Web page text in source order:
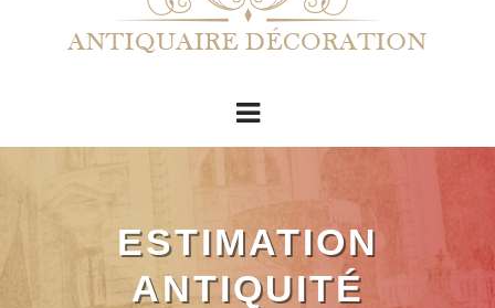
ESTIMATION
ANTIQUITÉ